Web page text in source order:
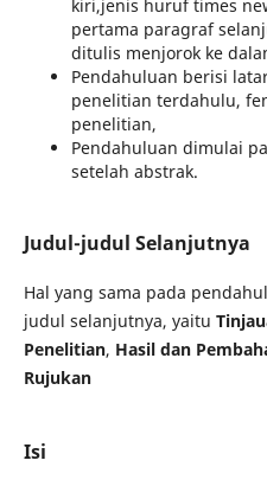
kiri,jenis huruf times
pertama paragraf
ditulis menjorok ke
Pendahuluan berisi
penelitian terdahulu,
penelitian,
Pendahuluan dimulai
setelah abstrak.
Judul-judul Selanjutnya
Hal yang sama pada
judul selanjutnya, yaitu
Penelitian, Hasil dan
Rujukan
Isi